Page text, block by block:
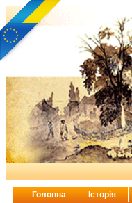
Головна Історія